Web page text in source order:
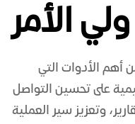
الأمر
أهم الأدوات التي
على تحسين التواصل
وتعزيز سير العملية